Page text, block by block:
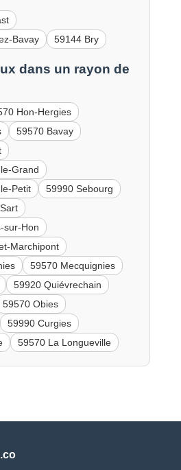
Bavay
59144 Bry
dans un rayon de
Hon-Hergies
59570 Bavay
Grand
Petit
59990 Sebourg
sur-Hon
Marchipont
59570 Mecquignies
59920 Quiévrechain
59570 Obies
59990 Curgies
59570 La Longueville